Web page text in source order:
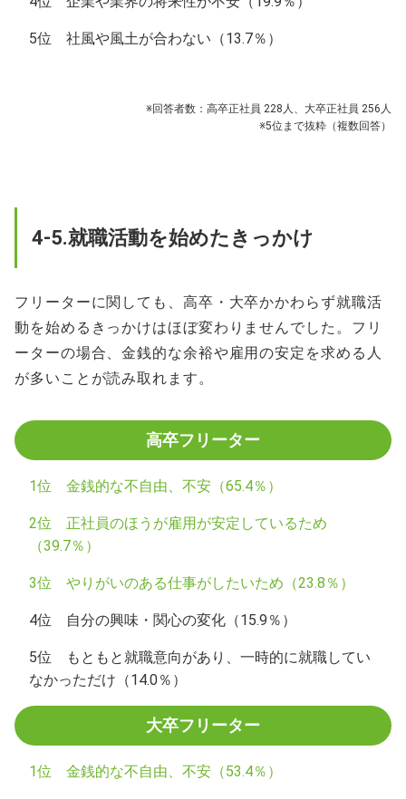
5位 社風や風土が合わない（13.7％）
※回答者数：高卒正社員 228人、大卒正社員 256人
※5位まで抜粋（複数回答）
4-5.就職活動を始めたきっかけ
フリーターに関しても、高卒・大卒かかわらず就職活
動を始めるきっかけはほぼ変わりませんでした。フリ
ーターの場合、金銭的な余裕や雇用の安定を求める人
が多いことが読み取れます。
高卒フリーター
1位 金銭的な不自由、不安（65.4％）
2位 正社員のほうが雇用が安定しているため
（39.7％）
3位 やりがいのある仕事がしたいため（23.8％）
4位 自分の興味・関心の変化（15.9％）
5位 もともと就職意向があり、一時的に就職してい
なかっただけ（14.0％）
大卒フリーター
1位 金銭的な不自由、不安（53.4％）